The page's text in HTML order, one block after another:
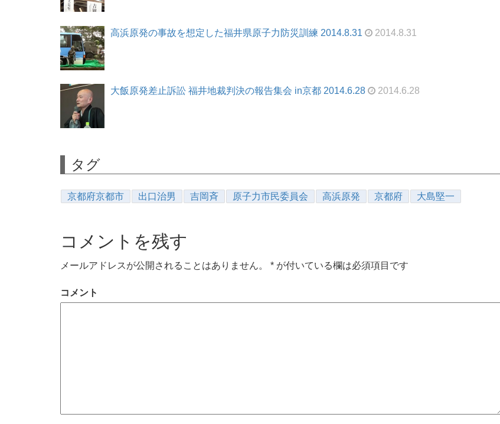
高浜原発の事故を想定した福井県原子力防災訓練 2014.8.31 2014.8.31
大飯原発差止訴訟 福井地裁判決の報告集会 in京都 2014.6.28 2014.6.28
タグ
京都府京都市 出口治男 吉岡斉 原子力市民委員会 高浜原発 京都府 大島堅一
コメントを残す
メールアドレスが公開されることはありません。 * が付いている欄は必須項目です
コメント